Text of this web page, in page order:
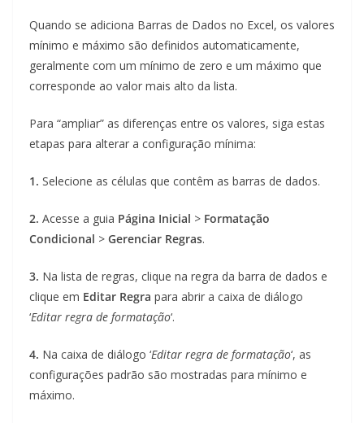
Quando se adiciona Barras de Dados no Excel, os valores
mínimo e máximo são definidos automaticamente,
geralmente com um mínimo de zero e um máximo que
corresponde ao valor mais alto da lista.
Para “ampliar” as diferenças entre os valores, siga estas
etapas para alterar a configuração mínima:
1. Selecione as células que contêm as barras de dados.
2. Acesse a guia Página Inicial > Formatação
Condicional > Gerenciar Regras.
3. Na lista de regras, clique na regra da barra de dados e
clique em Editar Regra para abrir a caixa de diálogo
‘Editar regra de formatação‘.
4. Na caixa de diálogo ‘Editar regra de formatação‘, as
configurações padrão são mostradas para mínimo e
máximo.